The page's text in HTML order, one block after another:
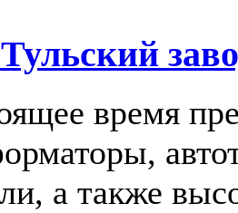
время
а также